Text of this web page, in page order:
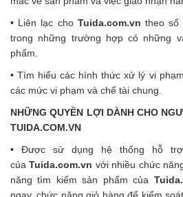
• Liên lạc cho Tuida.com.vn theo số
trong những trường hợp có những
phẩm.
•Tìm hiểu các hình thức xử lý vi
các mức vi phạm và chế tài chung.
NHỮNG QUYỀN LỢI DÀNH CHO
TUIDA.COM.VN
• Được sử dụng hệ thống hỗ
củaTuida.com.vn với nhiều chức
năng tìm kiếm sản phẩm của